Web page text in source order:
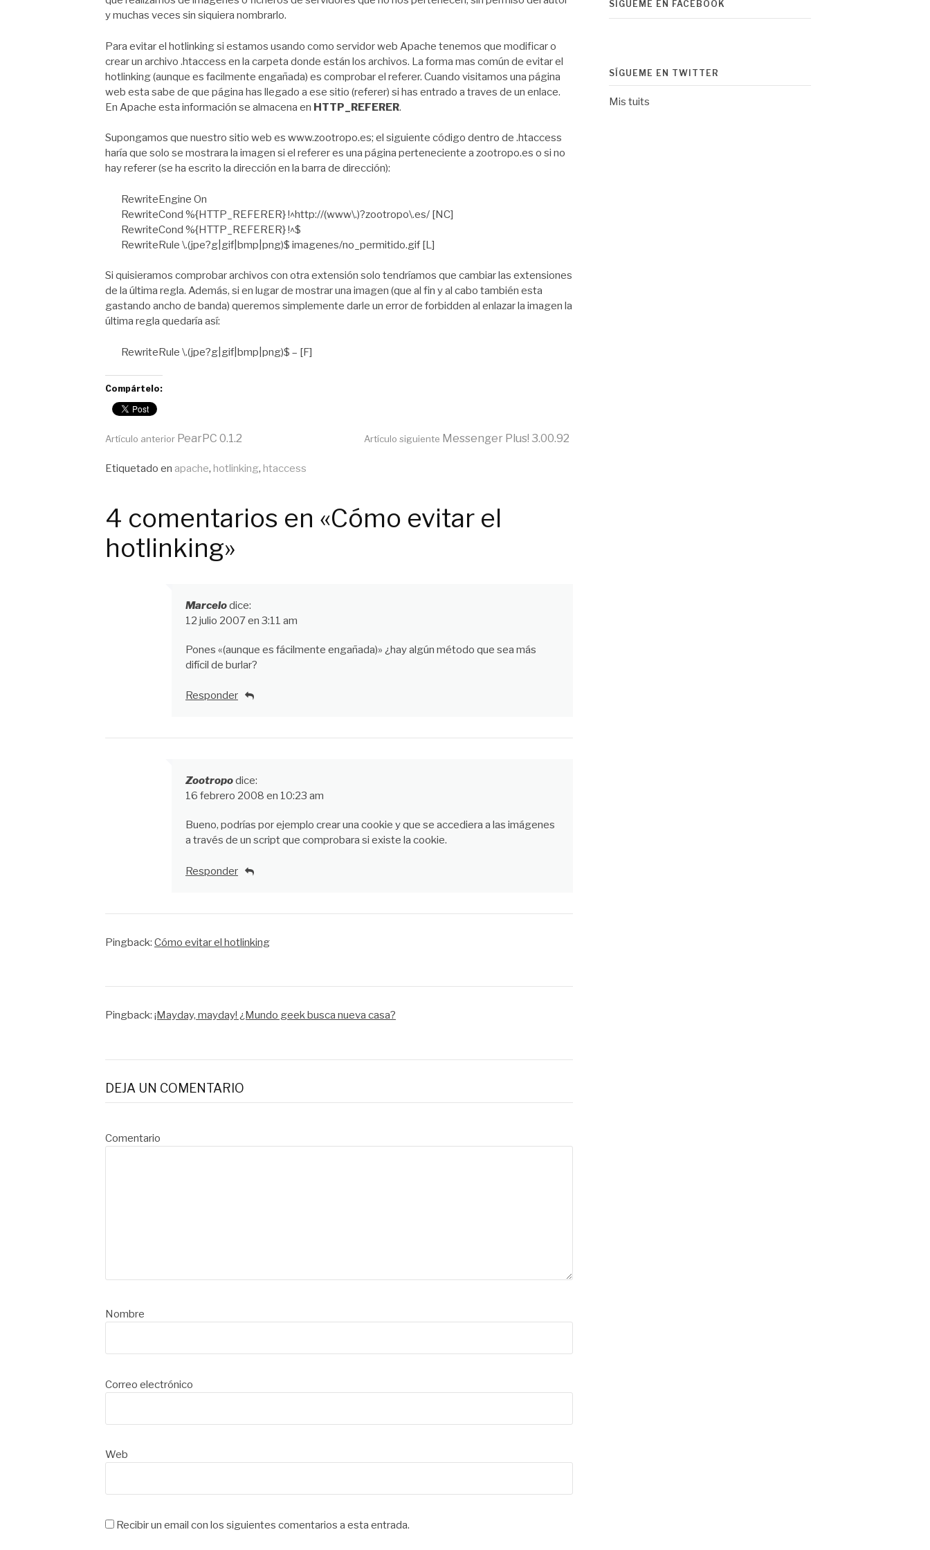
y muchas veces sin siquiera nombrarlo.
Para evitar el hotlinking si estamos usando como servidor web Apache tenemos que modificar o
crear un archivo .htaccess en la carpeta donde están los archivos. La forma mas común de evitar el
hotlinking (aunque es facilmente engañada) es comprobar el referer. Cuando visitamos una página
web esta sabe de que página has llegado a ese sitio (referer) si has entrado a traves de un enlace.
En Apache esta información se almacena en HTTP_REFERER.
Supongamos que nuestro sitio web es www.zootropo.es; el siguiente código dentro de .htaccess
haría que solo se mostrara la imagen si el referer es una página perteneciente a zootropo.es o si no
hay referer (se ha escrito la dirección en la barra de dirección):
RewriteEngine On
RewriteCond %{HTTP_REFERER} !^http://(www\.)?zootropo\.es/ [NC]
RewriteCond %{HTTP_REFERER} !^$
RewriteRule \.(jpe?g|gif|bmp|png)$ imagenes/no_permitido.gif [L]
Si quisieramos comprobar archivos con otra extensión solo tendríamos que cambiar las extensiones
de la última regla. Además, si en lugar de mostrar una imagen (que al fin y al cabo también esta
gastando ancho de banda) queremos simplemente darle un error de forbidden al enlazar la imagen la
última regla quedaría así:
RewriteRule \.(jpe?g|gif|bmp|png)$ – [F]
Compártelo:
Seguir
Artículo anterior PearPC 0.1.2 Artículo siguiente Messenger Plus! 3.00.92
Publicado
Etiquetado en apache, hotlinking, htaccess
4 comentarios en «Cómo evitar el
hotlinking»
Marcelodice:
12 julio 2007 en 3:11 am
Pones «(aunque es fácilmente engañada)» ¿hay algún método que sea más
difícil de burlar?
Responder
Zootropodice:
16 febrero 2008 en 10:23 am
Bueno, podrías por ejemplo crear una cookie y que se accediera a las imágenes
a través de un script que comprobara si existe la cookie.
Responder
Pingback: Cómo evitar el hotlinking
Pingback: ¡Mayday, mayday! ¿Mundo geek busca nueva casa?
DEJA UN COMENTARIO
Comentario
Nombre
Correo electrónico
Web
Recibir un email con los siguientes comentarios a esta entrada.
SÍGUEME EN FACEBOOK
SÍGUEME EN TWITTER
Mis tuits